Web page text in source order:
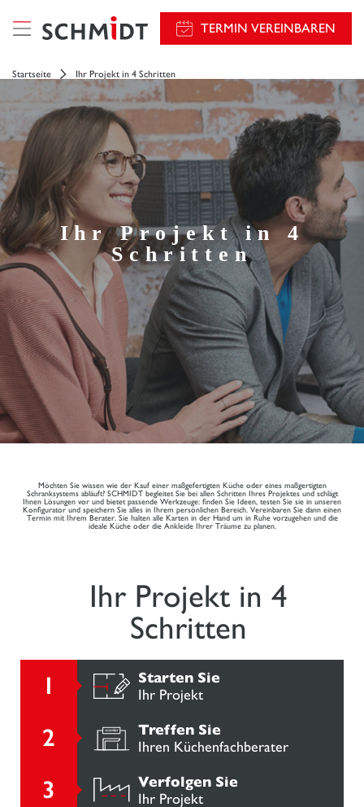
TERMIN VEREINBAREN
Startseite Ihr Projekt in 4 Schritten
Ihr Projekt in 4
Schritten
Möchten Sie wissen wie der Kauf einer maßgefertigten Küche oder eines maßgertigten
Schranksystems abläuft? SCHMIDT begleitet Sie bei allen Schritten Ihres Projektes und schlägt
Ihnen Lösungen vor und bietet passende Werkzeuge: finden Sie Ideen, testen Sie sie in unseren
Konfigurator und speichern Sie alles in Ihrem persönlichen Bereich. Vereinbaren Sie dann einen
Termin mit Ihrem Berater. Sie halten alle Karten in der Hand um in Ruhe vorzugehen und die
ideale Küche oder die Ankleide Ihrer Träume zu planen.
Ihr Projekt in 4
Schritten
Starten Sie
Ihr Projekt
Treffen Sie
Ihren Küchenfachberater
Verfolgen Sie
Ihr Projekt